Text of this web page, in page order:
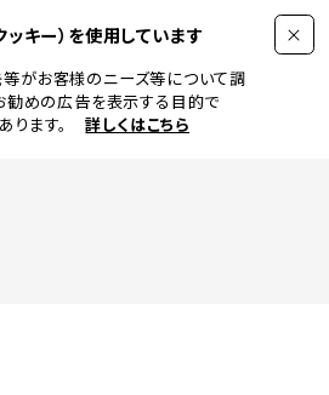
キー）を使用しています
がお客様のニーズ等について調
勧めの広告を表示する目的で
ます。
詳しくはこちら